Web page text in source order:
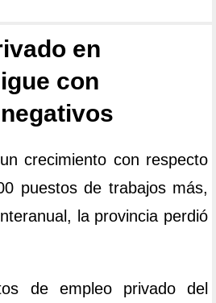
en
con
crecimiento con respecto
puestos de trabajos más,
la provincia perdió
de empleo privado del